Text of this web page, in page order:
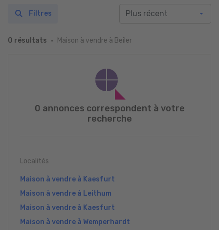
0 résultats Maison à vendre à Beiler
Filtres
0 annonces correspondent à votre
recherche
Localités
Maison à vendre à Kaesfurt
Maison à vendre à Leithum
Maison à vendre à Kaesfurt
Maison à vendre à Wemperhardt